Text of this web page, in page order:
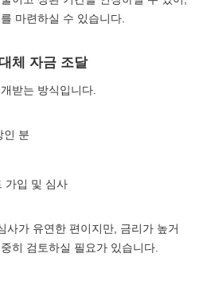
마련하실 수 있습니다.
체 자금 조달
받는 방식입니다.
인 분
가입 및 심사
사가 유연한 편이지만, 금리가 높거
히 검토하실 필요가 있습니다.